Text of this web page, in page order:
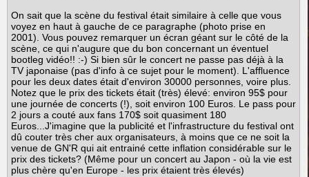
On sait que la scène du festival était similaire à celle que vous
voyez en haut à gauche de ce paragraphe (photo prise en
2001). Vous pouvez remarquer un écran géant sur le côté de la
scène, ce qui n'augure que du bon concernant un éventuel
bootleg vidéo!! :-) Si bien sûr le concert ne passe pas déjà à la
TV japonaise (pas d'info à ce sujet pour le moment). L'affluence
pour les deux dates était d'environ 30000 personnes, voire plus.
Notez que le prix des tickets était (très) élevé: environ 95$ pour
une journée de concerts (!), soit environ 100 Euros. Le pass pour
2 jours a couté aux fans 170$ soit quasiment 180
Euros...J'imagine que la publicité et l'infrastructure du festival ont
dû couter très cher aux organisateurs, à moins que ce ne soit la
venue de GN'R qui ait entrainé cette inflation considérable sur le
prix des tickets? (Même pour un concert au Japon - où la vie est
plus chère qu'en Europe - les prix étaient très élevés)